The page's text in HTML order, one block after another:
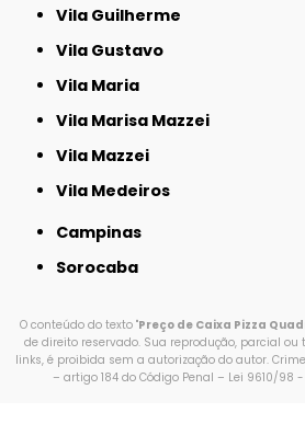
Vila Guilherme
Vila Gustavo
Vila Maria
Vila Marisa Mazzei
Vila Mazzei
Vila Medeiros
Campinas
Sorocaba
O conteúdo do texto "Preço de Caixa Pizza
de direito reservado. Sua reprodução, parcial
links, é proibida sem a autorização do autor.
– artigo 184 do Código Penal – Lei 9610/98